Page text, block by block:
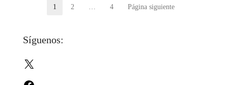
Paginación
entradas
Página
1 Página
2 Página
4 Página siguiente
Síguenos: